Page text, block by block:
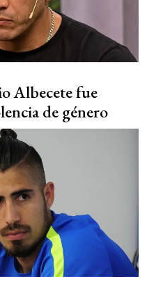
Albecete fue
de género